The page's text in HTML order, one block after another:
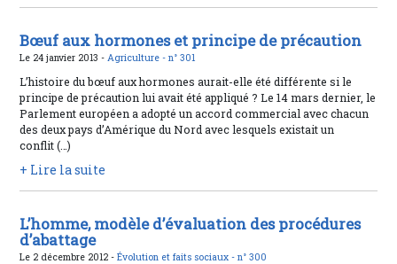
Bœuf aux hormones et principe de précaution
Le 24 janvier 2013 -Agriculture -n° 301
L’histoire du bœuf aux hormones aurait-elle été différente si le
principe de précaution lui avait été appliqué ? Le 14 mars dernier, le
Parlement européen a adopté un accord commercial avec chacun
des deux pays d’Amérique du Nord avec lesquels existait un
conflit (…)
+ Lire la suite
L’homme, modèle d’évaluation des procédures
d’abattage
Le 2 décembre 2012 -Évolution et faits sociaux -n° 300